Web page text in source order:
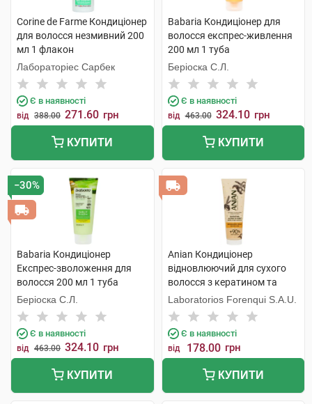
Corine de Farme Кондиціонер
для волосся незмивний 200
мл 1 флакон
Лабораторіес Сарбек
Є в наявності
від 388.00 271.60 грн
КУПИТИ
Babaria Кондиціонер для
волосся експрес-живлення
200 мл 1 туба
Беріоска С.Л.
Є в наявності
від 463.00 324.10 грн
КУПИТИ
−30%
Babaria Кондиціонер
Експрес-зволоження для
волосся 200 мл 1 туба
Беріоска С.Л.
Є в наявності
від 463.00 324.10 грн
КУПИТИ
Anian Кондиціонер
відновлюючий для сухого
волосся з кератином та
жожоба 250 мл 1 туба
Laboratorios Forenqui S.A.U.
Є в наявності
від 178.00 грн
КУПИТИ